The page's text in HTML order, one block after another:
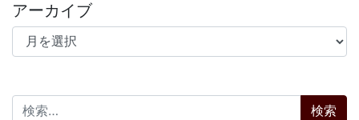
アーカイブ
アーカイブ
検索: